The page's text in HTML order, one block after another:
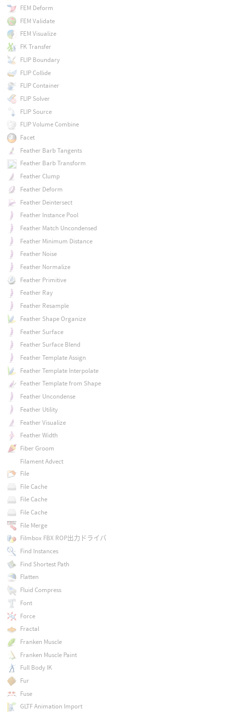
FEM Deform
FEM Validate
FEM Visualize
FK Transfer
FLIP Boundary
FLIP Collide
FLIP Container
FLIP Solver
FLIP Source
FLIP Volume Combine
Facet
Feather Barb Tangents
Feather Barb Transform
Feather Clump
Feather Deform
Feather Deintersect
Feather Instance Pool
Feather Match Uncondensed
Feather Minimum Distance
Feather Noise
Feather Normalize
Feather Primitive
Feather Ray
Feather Resample
Feather Shape Organize
Feather Surface
Feather Surface Blend
Feather Template Assign
Feather Template Interpolate
Feather Template from Shape
Feather Uncondense
Feather Utility
Feather Visualize
Feather Width
Fiber Groom
Filament Advect
File
File Cache
File Cache
File Cache
File Merge
Filmbox FBX ROP出力ドライバ
Find Instances
Find Shortest Path
Flatten
Fluid Compress
Font
Force
Fractal
Franken Muscle
Franken Muscle Paint
Full Body IK
Fur
Fuse
GLTF Animation Import